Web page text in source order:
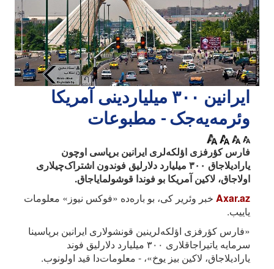
ایرانین ۳۰۰ میلیاردینی آمریکا
وئرمه‌یه‌جک - مطبوعات
فارس کؤرفزی اؤلکه‌لری ایرانین برپاسی اوچون
یارادیلاجاق ۳۰۰ میلیارد دلارلیق فوندون اشتراک‌چیلاری
اولاجاق، لاکین آمریکا بو فوندا قوشولمایاجاق.
Axar.az خبر وئریر کی، بو باره‌ده «فوکس نیوز» معلومات
یاییب.
«فارس کؤرفزی اؤلکه‌لرینین قونشولاری ایرانین برپاسینا
سرمایه یاتیراجاقلاری ۳۰۰ میلیارد دلارلیق فوند
یارادیلاجاق، لاکین بیز یوخ»، - معلومات‌دا قید اولونوب.